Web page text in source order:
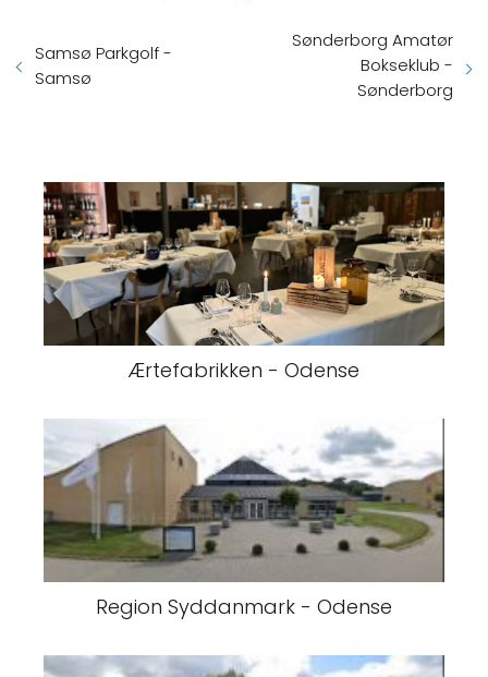
Samsø Parkgolf -
Samsø
Sønderborg Amatør
Bokseklub -
Sønderborg
Ærtefabrikken - Odense
Region Syddanmark - Odense